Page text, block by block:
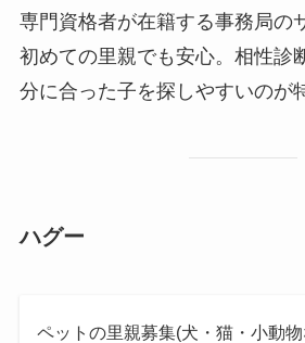
専門資格者が在籍する事務局の
初めての里親でも安心。相性診
分に合った子を探しやすいのが
ハグー
ペットの里親募集(犬・猫・小動